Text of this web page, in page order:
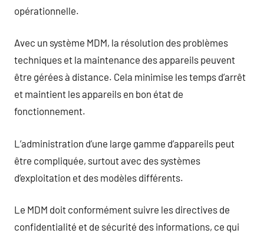
opérationnelle.
Avec un système MDM, la résolution des problèmes
techniques et la maintenance des appareils peuvent
être gérées à distance. Cela minimise les temps d’arrêt
et maintient les appareils en bon état de
fonctionnement.
L’administration d’une large gamme d’appareils peut
être compliquée, surtout avec des systèmes
d’exploitation et des modèles différents.
Le MDM doit conformément suivre les directives de
confidentialité et de sécurité des informations, ce qui